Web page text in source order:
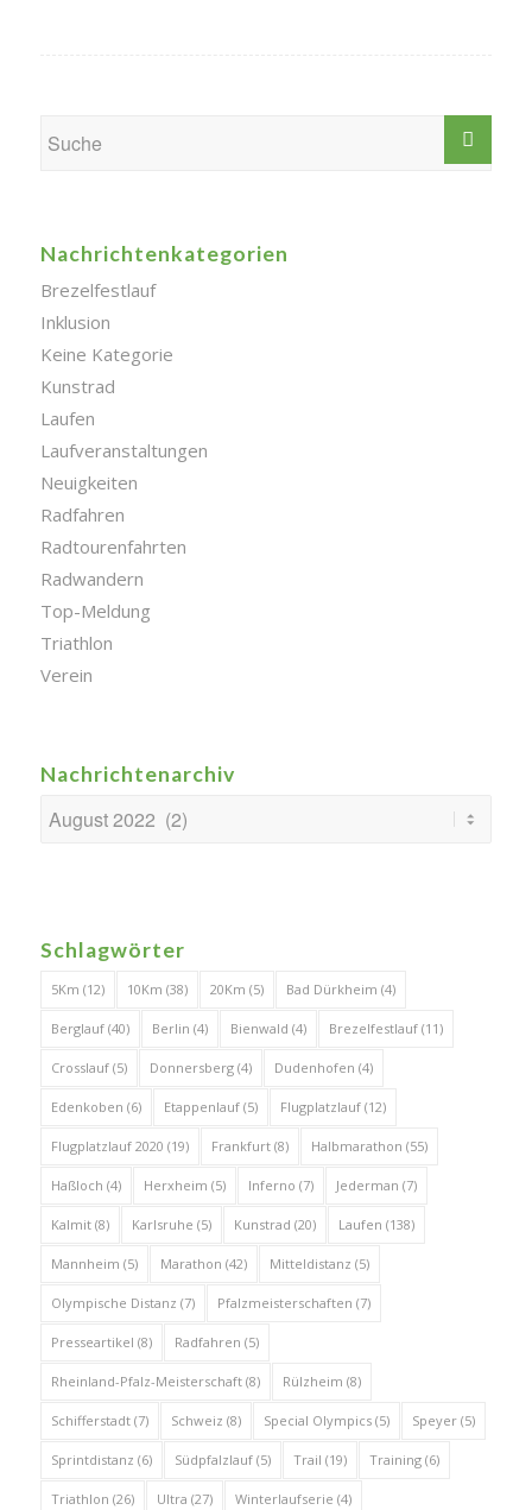
Nachrichtenkategorien
Brezelfestlauf
Inklusion
Keine Kategorie
Kunstrad
Laufen
Laufveranstaltungen
Neuigkeiten
Radfahren
Radtourenfahrten
Radwandern
Top-Meldung
Triathlon
Verein
Nachrichtenarchiv
Schlagwörter
5Km (12) 10Km (38) 20Km (5) Bad Dürkheim (4)
Berglauf(40) Berlin (4) Bienwald (4) Brezelfestlauf(11)
Crosslauf(5) Donnersberg(4) Dudenhofen (4)
Edenkoben (6) Etappenlauf(5) Flugplatzlauf(12)
Flugplatzlauf 2020 (19) Frankfurt(8) Halbmarathon (55)
Haßloch (4) Herxheim (5) Inferno (7) Jederman (7)
Kalmit(8) Karlsruhe (5) Kunstrad (20) Laufen (138)
Mannheim (5) Marathon (42) Mitteldistanz (5)
Olympische Distanz (7) Pfalzmeisterschaften (7)
Presseartikel (8) Radfahren (5)
Rheinland-Pfalz-Meisterschaft(8) Rülzheim (8)
Schifferstadt(7) Schweiz (8) Special Olympics(5) Speyer(5)
Sprintdistanz (6) Südpfalzlauf(5) Trail (19) Training(6)
Triathlon (26) Ultra (27) Winterlaufserie (4)